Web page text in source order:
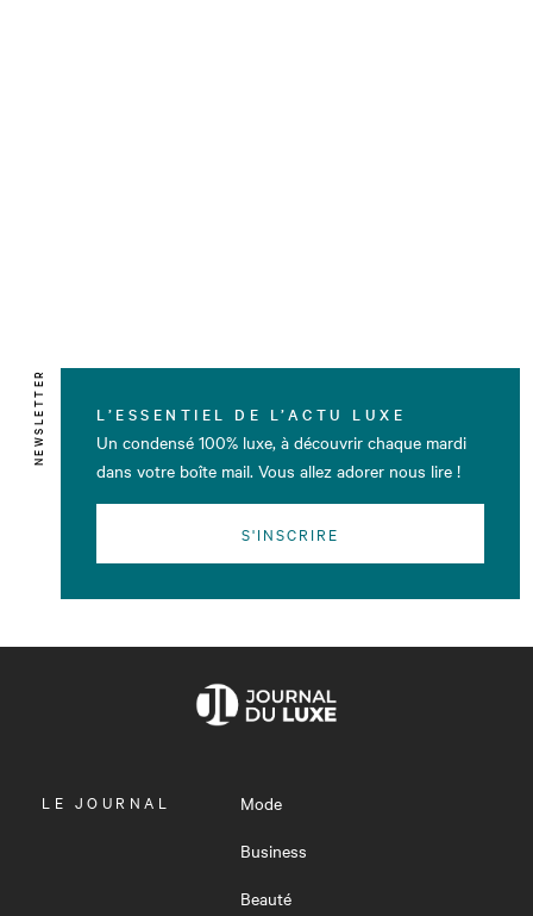
NEWSLETTER L’ESSENTIEL DE L’ACTU LUXE
Un condensé 100% luxe, à découvrir chaque mardi
dans votre boîte mail. Vous allez adorer nous lire !
S'INSCRIRE
OUVRIR
LE JOURNAL
Mode
Business
Beauté